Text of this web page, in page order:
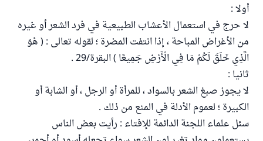
أولا :
لا حرج في استعمال الأعشاب الطبيعية في فرد الشعر أو غيره
من الأغراض المباحة ، إذا انتفت المضرة ؛ لقوله تعالى : ( هُوَ
الَّذِي خَلَقَ لَكُمْ مَا فِي الْأَرْضِ جَمِيعًا ) البقرة/29 .
ثانيا :
لا يجوز صبغ الشعر بالسواد ، للمرأة أو الرجل ، أو الشابة أو
الكبيرة ؛ لعموم الأدلة في المنع من ذلك .
سئل علماء اللجنة الدائمة للإفتاء : رأيت بعض الناس